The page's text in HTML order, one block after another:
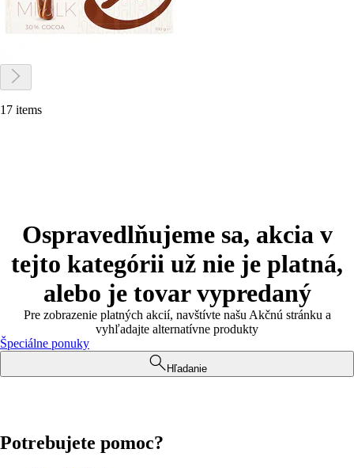
17 items
Ospravedlňujeme sa, akcia v
tejto kategórii už nie je platná,
alebo je tovar vypredaný
Pre zobrazenie platných akcií, navštívte našu Akčnú stránku a
vyhľadajte alternatívne produkty
Špeciálne ponuky
Hľadanie
Potrebujete pomoc?